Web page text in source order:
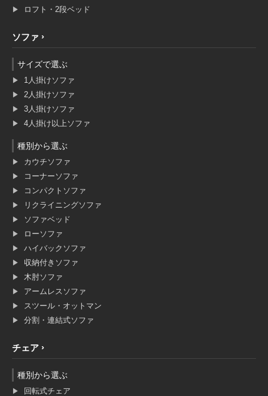
ロフト・2段ベッド
ソファ
サイズで選ぶ
1人掛けソファ
2人掛けソファ
3人掛けソファ
4人掛け以上ソファ
種別から選ぶ
カウチソファ
コーナーソファ
コンパクトソファ
リクライニングソファ
ソファベッド
ローソファ
ハイバックソファ
収納付きソファ
木肘ソファ
アームレスソファ
スツール・オットマン
分割・連結式ソファ
チェア
種別から選ぶ
回転式チェア